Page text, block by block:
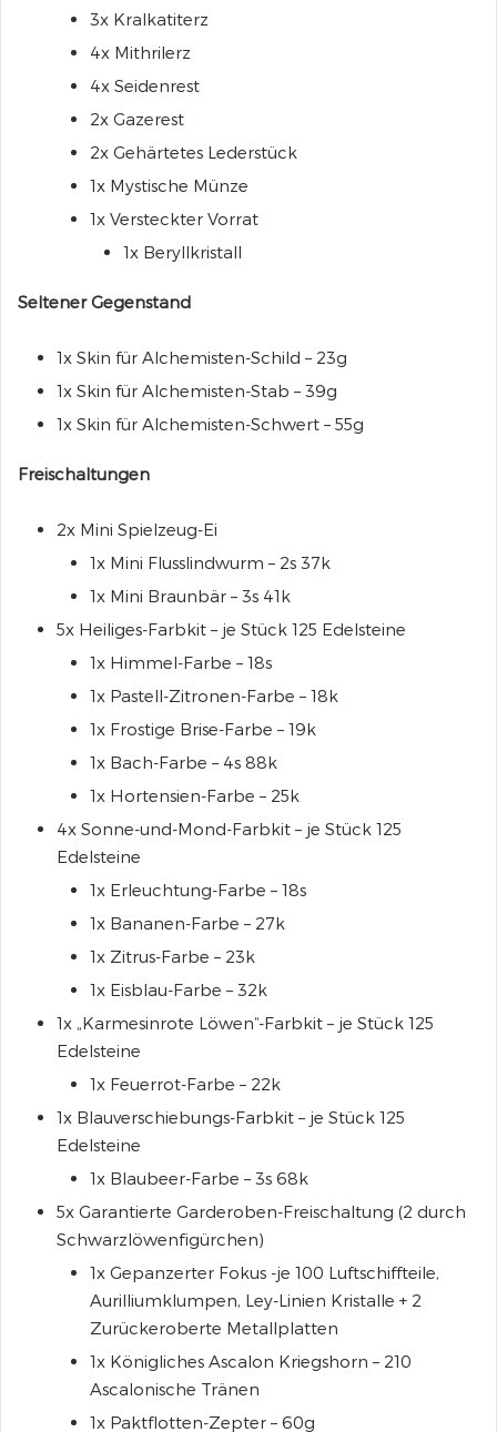
3x Kralkatiterz
4x Mithrilerz
4x Seidenrest
2x Gazerest
2x Gehärtetes Lederstück
1x Mystische Münze
1x Versteckter Vorrat
1x Beryllkristall
Seltener Gegenstand
1x Skin für Alchemisten-Schild – 23g
1x Skin für Alchemisten-Stab – 39g
1x Skin für Alchemisten-Schwert – 55g
Freischaltungen
2x Mini Spielzeug-Ei
1x Mini Flusslindwurm – 2s 37k
1x Mini Braunbär – 3s 41k
5x Heiliges-Farbkit – je Stück 125 Edelsteine
1x Himmel-Farbe – 18s
1x Pastell-Zitronen-Farbe – 18k
1x Frostige Brise-Farbe – 19k
1x Bach-Farbe – 4s 88k
1x Hortensien-Farbe – 25k
4x Sonne-und-Mond-Farbkit – je Stück 125
Edelsteine
1x Erleuchtung-Farbe – 18s
1x Bananen-Farbe – 27k
1x Zitrus-Farbe – 23k
1x Eisblau-Farbe – 32k
1x „Karmesinrote Löwen“-Farbkit – je Stück 125
Edelsteine
1x Feuerrot-Farbe – 22k
1x Blauverschiebungs-Farbkit – je Stück 125
Edelsteine
1x Blaubeer-Farbe – 3s 68k
5x Garantierte Garderoben-Freischaltung (2 durch
Schwarzlöwenfigürchen)
1x Gepanzerter Fokus -je 100 Luftschiffteile,
Aurilliumklumpen, Ley-Linien Kristalle + 2
Zurückeroberte Metallplatten
1x Königliches Ascalon Kriegshorn – 210
Ascalonische Tränen
1x Paktflotten-Zepter – 60g